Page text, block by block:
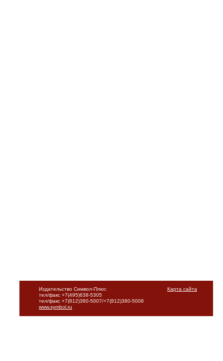
Карта сайта
Издательство Символ-Плюс
тел/факс +7(495)638-5305
тел/факс +7(812)380-5007/+7(812)380-5008
www.symbol.ru